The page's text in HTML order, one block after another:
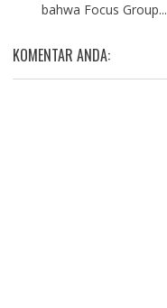
bahwa Focus Group...
KOMENTAR ANDA: